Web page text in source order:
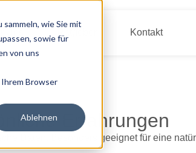
wie Sie mit
sowie für
von uns
Browser
Ablehnen
Kontakt
Erfahrungen